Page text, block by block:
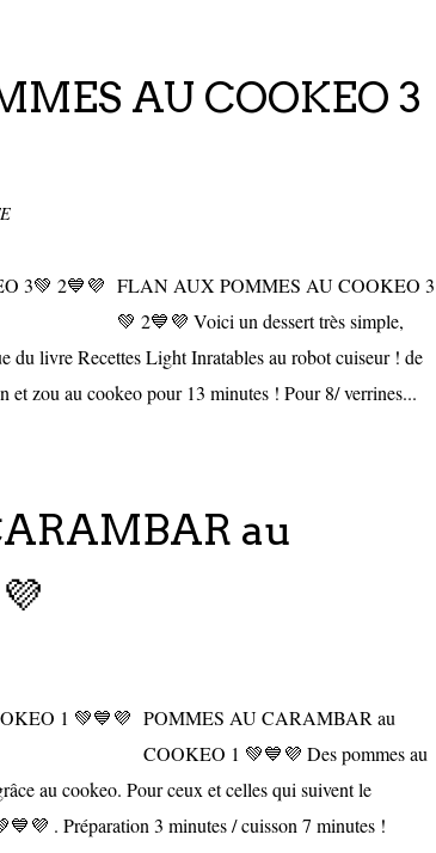
AU COOKEO 3
FLAN AUX POMMES AU COOKEO 3
💚 2💙💜 Voici un dessert très simple,
du livre Recettes Light Inratables au robot cuiseur ! de
et zou au cookeo pour 13 minutes ! Pour 8/ verrines...
au
POMMES AU CARAMBAR au
COOKEO 1 💚💙💜 Des pommes au
au cookeo. Pour ceux et celles qui suivent le
. Préparation 3 minutes / cuisson 7 minutes !